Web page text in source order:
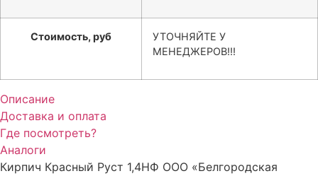
Стоимость, руб
УТОЧНЯЙТЕ У
МЕНЕДЖЕРОВ!!!
Описание
Доставка и оплата
Где посмотреть?
Аналоги
Кирпич Красный Руст 1,4НФ ООО «Белгородская